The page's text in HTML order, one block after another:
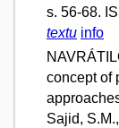
s. 56-68.
textu info
concept of
Sajid,